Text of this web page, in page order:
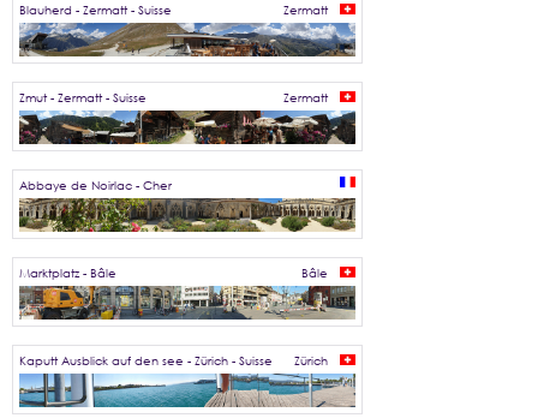
Blauherd - Zermatt - Suisse Zermatt
Zmut - Zermatt - Suisse Zermatt
Abbaye de Noirlac - Cher
Marktplatz - Bâle Bâle
Kaputt Ausblick auf den see - Zürich - Suisse Zürich